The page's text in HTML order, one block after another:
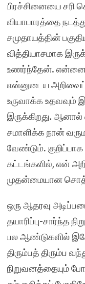
பிரச்சினையை சரி
வியாபாரத்தை
சமுதாயத்தின்
வித்தியாசமாக
உணர்ந்தேன்.
என்னுடைய அறிவைப்
உருவாக்க உதவவும்
இருக்கிறது.
சமாளிக்க நான்
வேண்டும்.
கட்டங்களில், என்
முதன்மையான
ஒரு ஆதரவு
தயாரிப்பு-சார்ந்த
பல ஆண்டுகளில் இதே
திரும்பத் திரும்ப
நிறுவனத்தையும்